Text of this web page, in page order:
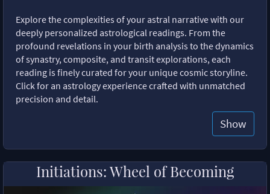
Explore the complexities of your astral narrative with our
deeply personalized astrological readings. From the
profound revelations in your birth analysis to the dynamics
of synastry, composite, and transit explorations, each
reading is finely curated for your unique cosmic storyline.
Click for an astrology experience crafted with unmatched
precision and detail.
Show
Initiations: Wheel of Becoming